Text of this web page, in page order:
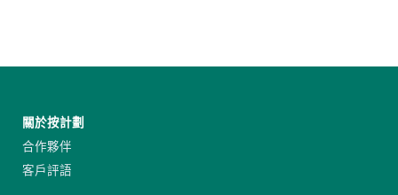
關於按計劃
合作夥伴
客戶評語